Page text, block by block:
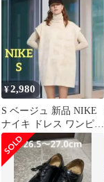
¥2,980
S ベージュ 新品 NIKE
ナイキ ドレス ワンピー
ス ウォッシュ ウィメン
ズ